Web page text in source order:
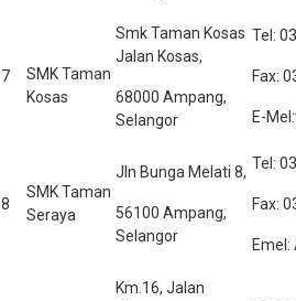
7
SMK Taman
Kosas
Smk Taman Kosas
Jalan Kosas,
68000 Ampang,
Selangor
Tel:
Fax:
E-Mel:
8
SMK Taman
Seraya
Jln Bunga Melati 8,
56100 Ampang,
Selangor
Tel:
Fax:
Emel:
Km.16, Jalan